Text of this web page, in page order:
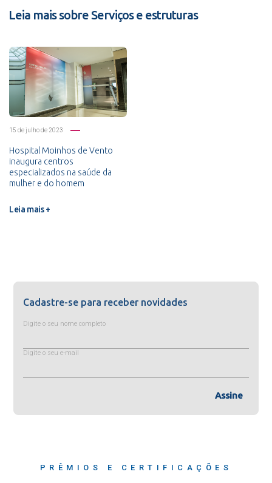
Leia mais sobre Serviços e estruturas
15 de julho de 2023
Hospital Moinhos de Vento
inaugura centros
especializados na saúde da
mulher e do homem
Leia mais +
Cadastre-se para receber novidades
Digite o seu nome completo
Digite o seu e-mail
Assine
PRÊMIOS E CERTIFICAÇÕES